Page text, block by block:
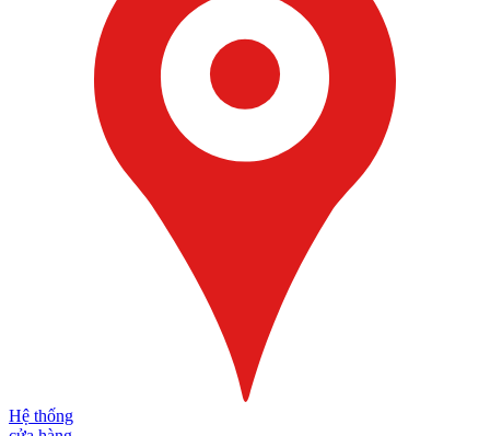
Hệ thống